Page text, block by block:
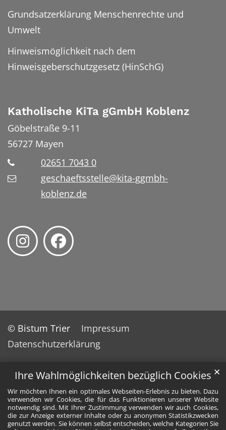
Ihre Wahlmöglichkeiten bezüglich Cookies
Wir möchten Ihnen ein optimales Webseiten-Erlebnis zu bieten. Dazu
verwenden wir Cookies, die für das Funktionieren unserer Website
notwendig sind. Mit Ihrer Zustimmung verwenden wir auch Cookies,
die zur Anzeige externer Inhalte oder zu anonymen Statistikzwecken
genutzt werden. Sie können selbst entscheiden, welche Kategorien Sie
✕
Grundsatzerklärung Menschenrechte und
Umwelt
Hinweismöglichkeit nach dem
Hinweisgeberschutzgesetz (HinSchG)
Katholische KiTa gGmbH Koblenz
Göbelstraße 9-11
56727 Mayen
02651 7043 0
geschaeftsstelle@kita-ggmbh-
koblenz.de
© Bistum Trier
Impressum
Datenschutzerklärung